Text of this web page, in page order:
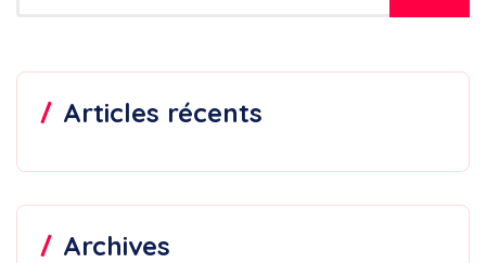
Articles récents
Archives